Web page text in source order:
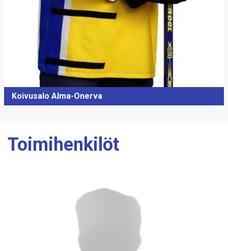
Koivusalo Alma-Onerva
Toimihenkilöt